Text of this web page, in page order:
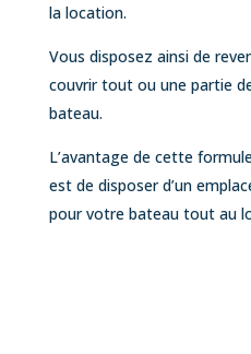
la location.
Vous disposez ainsi de
couvrir tout ou une partie
bateau.
L’avantage de cette
est de disposer d’un
pour votre bateau tout au